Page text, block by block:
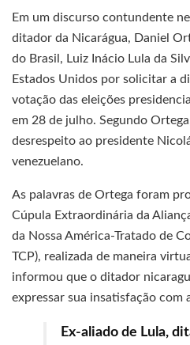
Em um discurso contundente
ditador da Nicarágua, Daniel
do Brasil, Luiz Inácio Lula da
Estados Unidos por solicitar a
votação das eleições
em 28 de julho. Segundo
desrespeito ao presidente
venezuelano.
As palavras de Ortega foram
Cúpula Extraordinária da
da Nossa América-Tratado de
TCP), realizada de maneira
informou que o ditador
expressar sua insatisfação com
Ex-aliado de Lula,